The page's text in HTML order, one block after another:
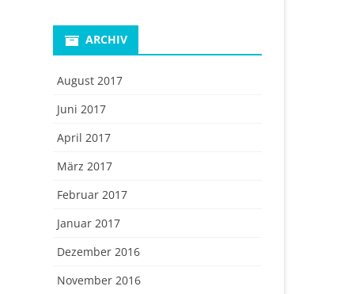
ARCHIV
August 2017
Juni 2017
April 2017
März 2017
Februar 2017
Januar 2017
Dezember 2016
November 2016